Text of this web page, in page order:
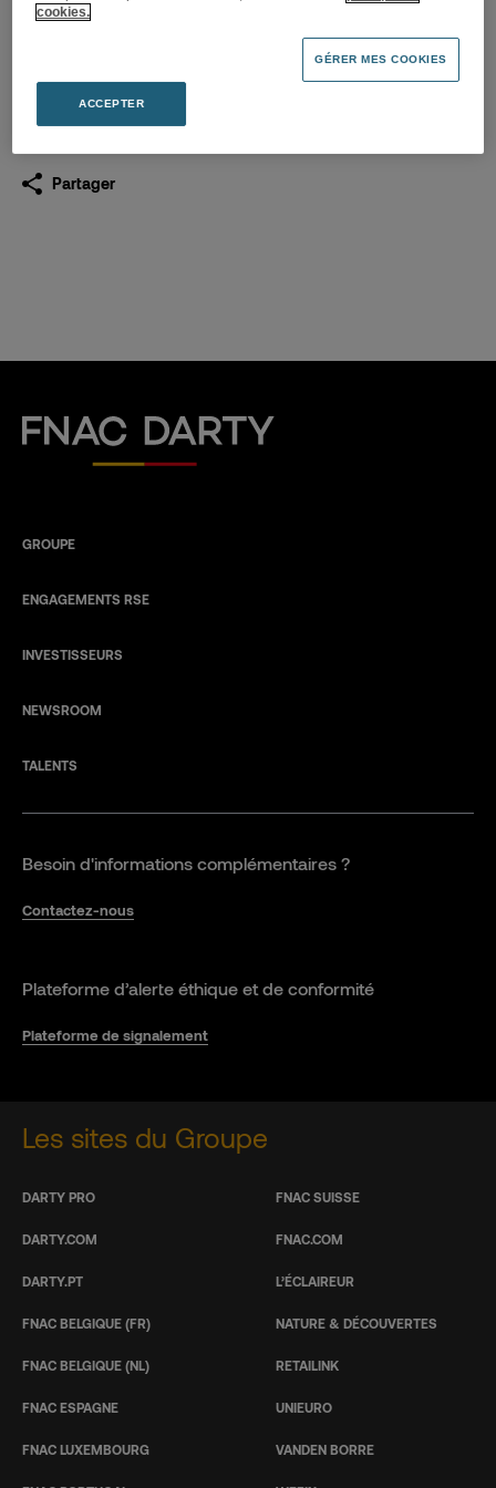
19.04.2016
Partager
Fnac Darty
GROUPE
ENGAGEMENTS RSE
INVESTISSEURS
NEWSROOM
TALENTS
Besoin d'informations complémentaires ?
Contactez-nous
Plateforme d’alerte éthique et de conformité
Plateforme de signalement
Les sites du Groupe
DARTY PRO
DARTY.COM
DARTY.PT
FNAC BELGIQUE (FR)
FNAC BELGIQUE (NL)
FNAC ESPAGNE
FNAC LUXEMBOURG
FNAC SUISSE
FNAC.COM
L’ÉCLAIREUR
NATURE & DÉCOUVERTES
RETAILINK
UNIEURO
VANDEN BORRE
cookies.
GÉRER MES COOKIES
ACCEPTER